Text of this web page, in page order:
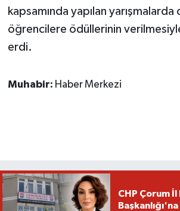
kapsamında yapılan
öğrencilere ödüllerinin
erdi.
Muhabir: Haber Merkezi
CHP Çorum İl